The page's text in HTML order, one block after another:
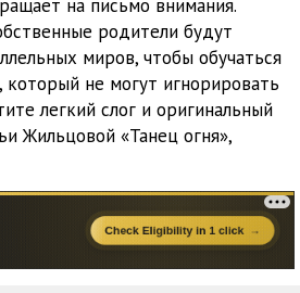
на письмо внимания.
родители будут
миров, чтобы обучаться
который не могут игнорировать
легкий слог и оригинальный
Жильцовой «Танец огня»,